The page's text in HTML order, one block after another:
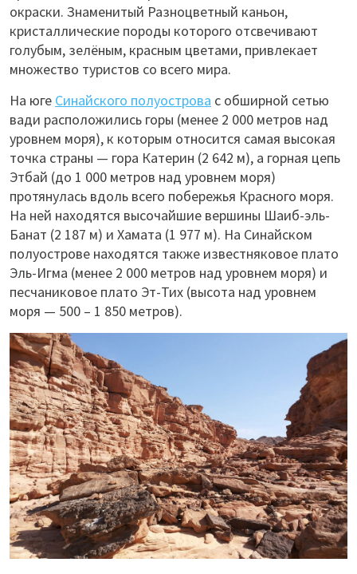
окраски. Знаменитый Разноцветный каньон,
кристаллические породы которого отсвечивают
голубым, зелёным, красным цветами, привлекает
множество туристов со всего мира.
На юге Синайского полуострова с обширной сетью
вади расположились горы (менее 2 000 метров над
уровнем моря), к которым относится самая высокая
точка страны — гора Катерин (2 642 м), а горная цепь
Этбай (до 1 000 метров над уровнем моря)
протянулась вдоль всего побережья Красного моря.
На ней находятся высочайшие вершины Шаиб-эль-
Банат (2 187 м) и Хамата (1 977 м). На Синайском
полуострове находятся также известняковое плато
Эль-Игма (менее 2 000 метров над уровнем моря) и
песчаниковое плато Эт-Тих (высота над уровнем
моря — 500 – 1 850 метров).